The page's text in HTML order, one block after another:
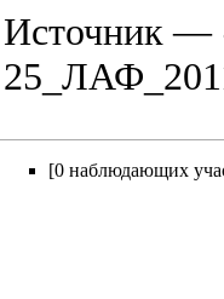
Источник —
[0 наблюдающих